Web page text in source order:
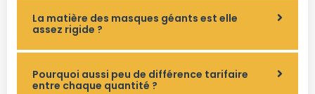
La matière des masques géants est elle
assez rigide ?
Pourquoi aussi peu de différence tarifaire
entre chaque quantité ?